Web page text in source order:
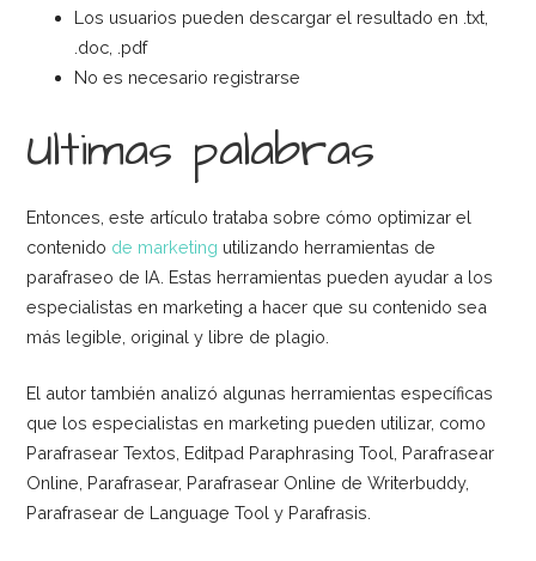
Los usuarios pueden descargar el resultado en .txt,
.doc, .pdf
No es necesario registrarse
Ultimas palabras
Entonces, este artículo trataba sobre cómo optimizar el
contenido de marketing utilizando herramientas de
parafraseo de IA. Estas herramientas pueden ayudar a los
especialistas en marketing a hacer que su contenido sea
más legible, original y libre de plagio.
El autor también analizó algunas herramientas específicas
que los especialistas en marketing pueden utilizar, como
Parafrasear Textos, Editpad Paraphrasing Tool, Parafrasear
Online, Parafrasear, Parafrasear Online de Writerbuddy,
Parafrasear de Language Tool y Parafrasis.